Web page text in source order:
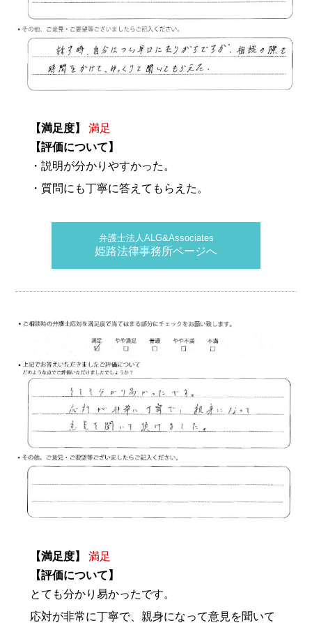
【満足度】
満足
【評価について】
・説明が分かりやすかった。
・質問にも丁寧に答えてもらえた。
弁護士法人ALG&Associates
姫路法律事務所ページへ
【満足度】
満足
【評価について】
とても分かり易かったです。
応対が非常に丁寧で、親身になって意見を聞いて